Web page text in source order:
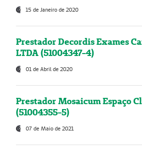
15 de Janeiro de 2020
Prestador Decordis Exames
LTDA (51004347-4)
01 de Abril de 2020
Prestador Mosaicum Espaço
(51004355-5)
07 de Maio de 2021